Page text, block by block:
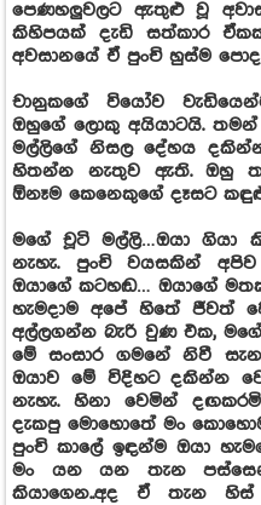
පෙණහලුවලට ඇතුළු වූ
කිහිපයක් දැඩි සත්කාර
අවසානයේ ඒ පුංචි හුස්ම
චානුකගේ වියෝව
ඔහුගේ ලොකු අයියාටයි.
මල්ලිගේ නිසල දේහය
හිතන්න නැතුව ඇති. ඔහු
ඕනෑම කෙනෙකුගේ දෑසට
මගේ චූටි මල්ලි…ඔයා
නැහැ. පුංචි වයසකින්
ඔයාගේ කටහඬ… ඔයාගේ
හැමදාම අපේ හිතේ ජීවත්
අල්ලගන්න බැරි වුණ එක,
මේ සංසාර ගමනේ නිවී
ඔයාව මේ විදිහට දකින්න
නැහැ. හිනා වෙමින්
දැකපු මොහොතේ මං
පුංචි කාලේ ඉඳන්ම ඔයා
මං යන යන තැන
කියාගෙන..අද ඒ තැන